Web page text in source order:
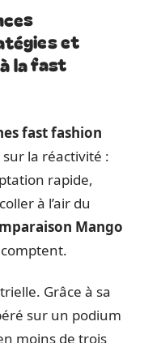
et
la fast
fast fashion
sur la réactivité :
rapide,
à l’air du
Mango
Grâce à sa
sur un podium
moins de trois